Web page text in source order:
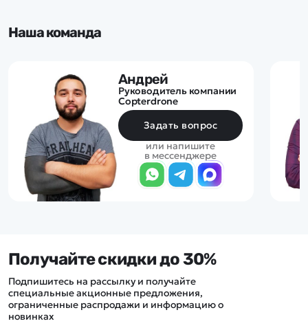
Наша команда
Андрей
Руководитель компании
Copterdrone
Задать вопрос
или напишите
в мессенджере
Получайте скидки до 30%
Подпишитесь на рассылку и получайте
специальные акционные предложения,
ограниченные распродажи и информацию о
новинках